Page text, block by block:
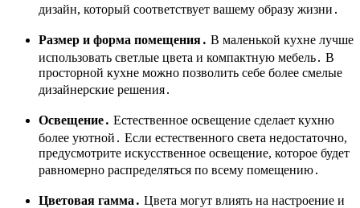
дизайн, который соответствует вашему образу жизни․
Размер и форма помещения․ В маленькой кухне лучше
использовать светлые цвета и компактную мебель․ В
просторной кухне можно позволить себе более смелые
дизайнерские решения․
Освещение․ Естественное освещение сделает кухню
более уютной․ Если естественного света недостаточно,
предусмотрите искусственное освещение, которое будет
равномерно распределяться по всему помещению․
Цветовая гамма․ Цвета могут влиять на настроение и